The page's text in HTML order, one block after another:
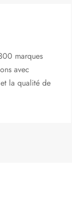
marques
avec
la qualité de